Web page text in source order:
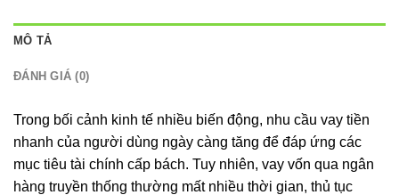
MÔ TẢ
ĐÁNH GIÁ (0)
Trong bối cảnh kinh tế nhiều biến động, nhu cầu vay tiền
nhanh của người dùng ngày càng tăng để đáp ứng các
mục tiêu tài chính cấp bách. Tuy nhiên, vay vốn qua ngân
hàng truyền thống thường mất nhiều thời gian, thủ tục